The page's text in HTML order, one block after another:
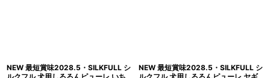
NEW 最短賞味2028.5・SILKFULL シ
NEW 最短賞味2028.5・SILKFULL シ